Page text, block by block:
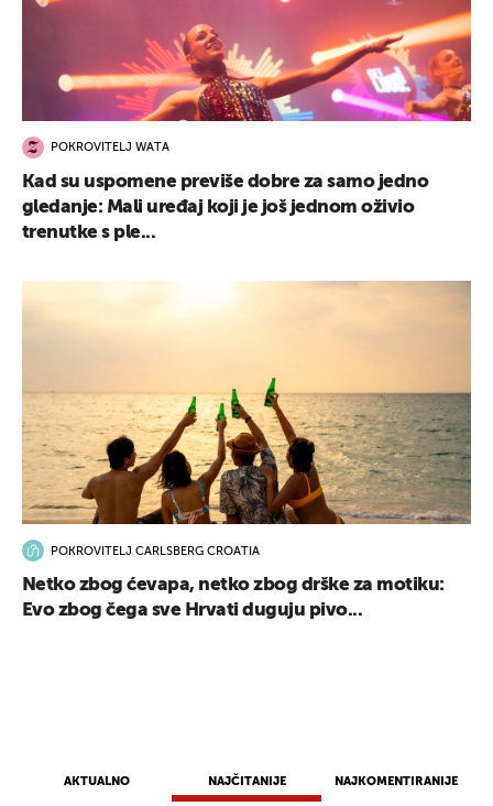
AKTUALNO NAJČITANIJE NAJKOMENTIRANIJE
POKROVITELJ WATA
Kad su uspomene previše dobre za samo jedno
gledanje: Mali uređaj koji je još jednom oživio
trenutke s ple...
POKROVITELJ CARLSBERG CROATIA
Netko zbog ćevapa, netko zbog drške za motiku:
Evo zbog čega sve Hrvati duguju pivo...